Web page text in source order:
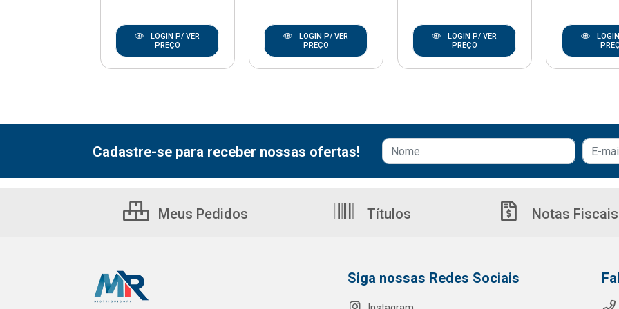
LOGIN P/ VER
PREÇO
LOGIN P/ VER
PREÇO
LOGIN P/ VER
PREÇO
Cadastre-se para receber nossas ofertas!
Meus Pedidos Títulos Notas Fiscais
Siga nossas Redes Sociais